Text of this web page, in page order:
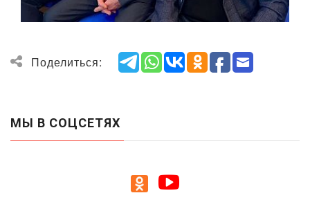
Поделиться:
МЫ В СОЦСЕТЯХ